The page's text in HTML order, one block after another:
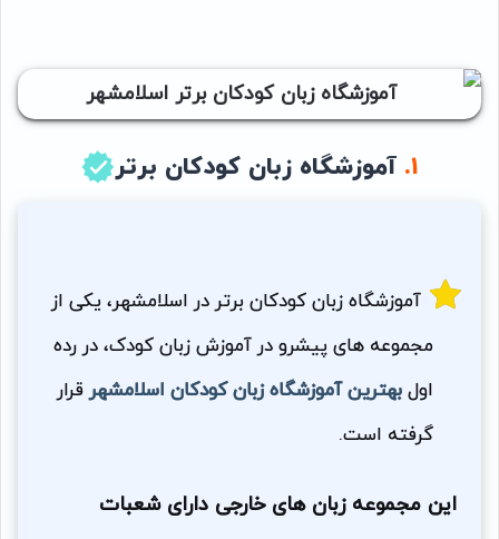
۱. آموزشگاه زبان کودکان برتر
آموزشگاه زبان کودکان برتر در اسلامشهر، یکی از
مجموعه های پیشرو در آموزش زبان کودک، در رده
اول بهترین آموزشگاه زبان کودکان اسلامشهرقرار
گرفته است.
این مجموعه زبان های خارجی دارای شعبات